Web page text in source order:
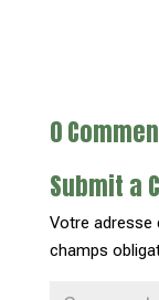
0
Submit a
Votre adresse
champs